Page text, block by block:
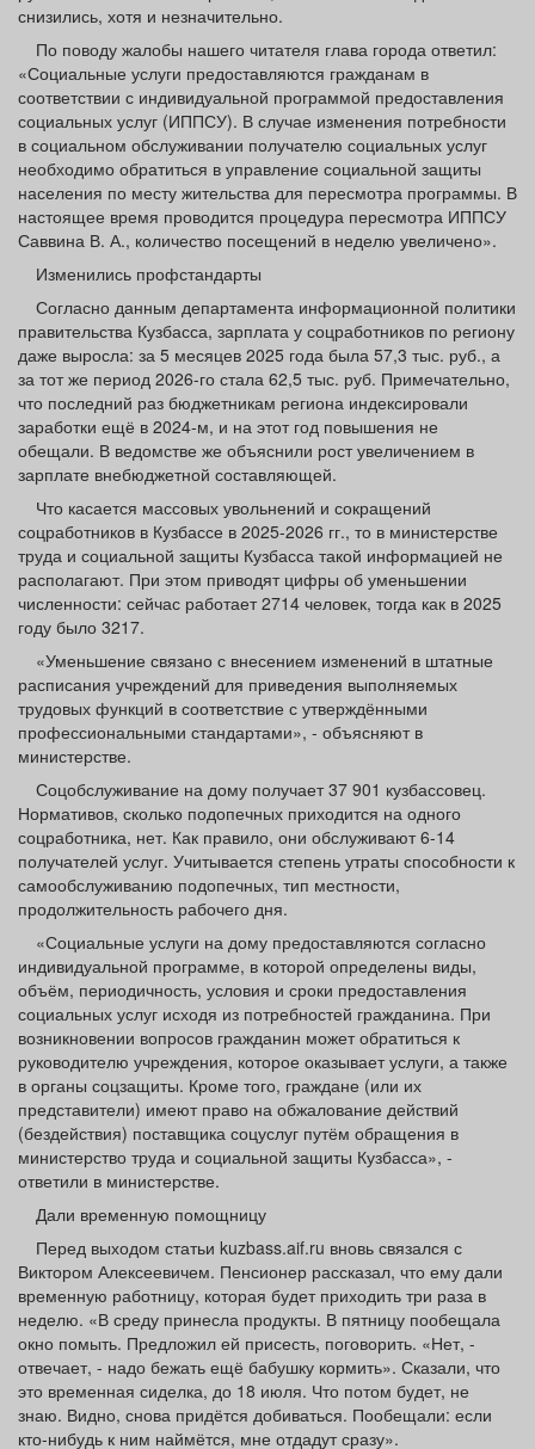
снизились, хотя и незначительно.
По поводу жалобы нашего читателя глава города ответил:
«Социальные услуги предоставляются гражданам в
соответствии с индивидуальной программой предоставления
социальных услуг (ИППСУ). В случае изменения потребности
в социальном обслуживании получателю социальных услуг
необходимо обратиться в управление социальной защиты
населения по месту жительства для пересмотра программы. В
настоящее время проводится процедура пересмотра ИППСУ
Саввина В. А., количество посещений в неделю увеличено».
Изменились профстандарты
Согласно данным департамента информационной политики
правительства Кузбасса, зарплата у соцработников по региону
даже выросла: за 5 месяцев 2025 года была 57,3 тыс. руб., а
за тот же период 2026-го стала 62,5 тыс. руб. Примечательно,
что последний раз бюджетникам региона индексировали
заработки ещё в 2024-м, и на этот год повышения не
обещали. В ведомстве же объяснили рост увеличением в
зарплате внебюджетной составляющей.
Что касается массовых увольнений и сокращений
соцработников в Кузбассе в 2025-2026 гг., то в министерстве
труда и социальной защиты Кузбасса такой информацией не
располагают. При этом приводят цифры об уменьшении
численности: сейчас работает 2714 человек, тогда как в 2025
году было 3217.
«Уменьшение связано с внесением изменений в штатные
расписания учреждений для приведения выполняемых
трудовых функций в соответствие с утверждёнными
профессиональными стандартами», - объясняют в
министерстве.
Соцобслуживание на дому получает 37 901 кузбассовец.
Нормативов, сколько подопечных приходится на одного
соцработника, нет. Как правило, они обслуживают 6-14
получателей услуг. Учитывается степень утраты способности к
самообслуживанию подопечных, тип местности,
продолжительность рабочего дня.
«Социальные услуги на дому предоставляются согласно
индивидуальной программе, в которой определены виды,
объём, периодичность, условия и сроки предоставления
социальных услуг исходя из потребностей гражданина. При
возникновении вопросов гражданин может обратиться к
руководителю учреждения, которое оказывает услуги, а также
в органы соцзащиты. Кроме того, граждане (или их
представители) имеют право на обжалование действий
(бездействия) поставщика соцуслуг путём обращения в
министерство труда и социальной защиты Кузбасса», -
ответили в министерстве.
Дали временную помощницу
Перед выходом статьи kuzbass.aif.ru вновь связался с
Виктором Алексеевичем. Пенсионер рассказал, что ему дали
временную работницу, которая будет приходить три раза в
неделю. «В среду принесла продукты. В пятницу пообещала
окно помыть. Предложил ей присесть, поговорить. «Нет, -
отвечает, - надо бежать ещё бабушку кормить». Сказали, что
это временная сиделка, до 18 июля. Что потом будет, не
знаю. Видно, снова придётся добиваться. Пообещали: если
кто-нибудь к ним наймётся, мне отдадут сразу».